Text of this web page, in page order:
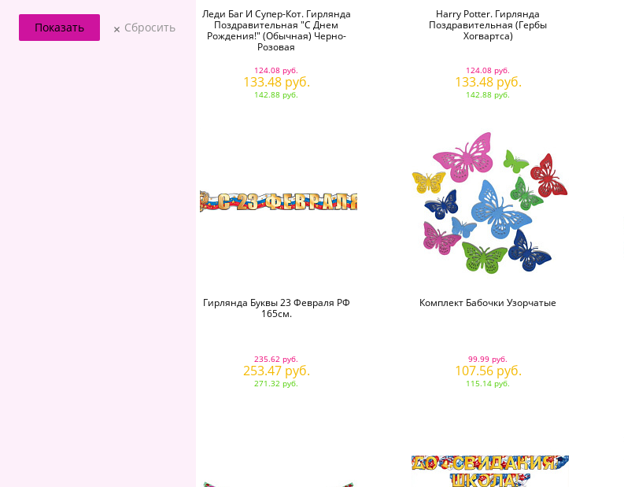
Сбросить
Леди Баг И Супер-Кот. Гирлянда
Поздравительная "С Днем
Рождения!" (обычная) Черно-
Розовая
124.08 руб.
133.48 руб.
142.88 руб.
Harry Potter. Гирлянда
Поздравительная (гербы
Хогвартса)
124.08 руб.
133.48 руб.
142.88 руб.
Гирлянда Буквы 23 Февраля РФ
165см.
235.62 руб.
253.47 руб.
271.32 руб.
Комплект Бабочки Узорчатые
99.99 руб.
107.56 руб.
115.14 руб.